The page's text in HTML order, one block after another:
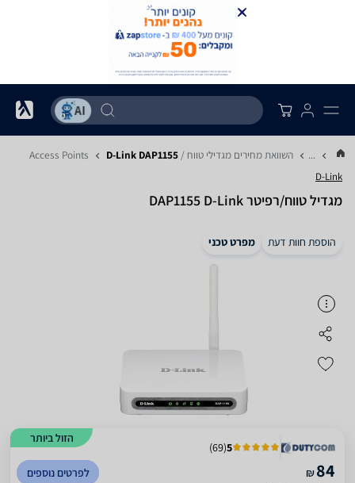
... השוואת מחירים מגדילי טווח / Access Points D-Link DAP1155
D-Link
‏מגדיל טווח/רפיטר DAP1155 D-Link
הוספת חוות דעת מפרט טכני
הזול ביותר
5
(
69
)
₪84 לפרטים נוספים